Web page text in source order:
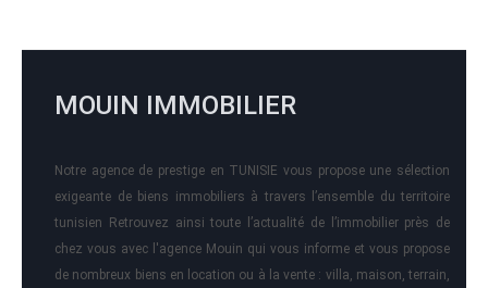
MOUIN IMMOBILIER
Notre agence de prestige en TUNISIE vous propose une sélection
exigeante de biens immobiliers à travers l’ensemble du territoire
tunisien Retrouvez ainsi toute l’actualité de l’immobilier près de
chez vous avec l'agence Mouin qui vous informe et vous propose
de nombreux biens en location ou à la vente : villa, maison, terrain,